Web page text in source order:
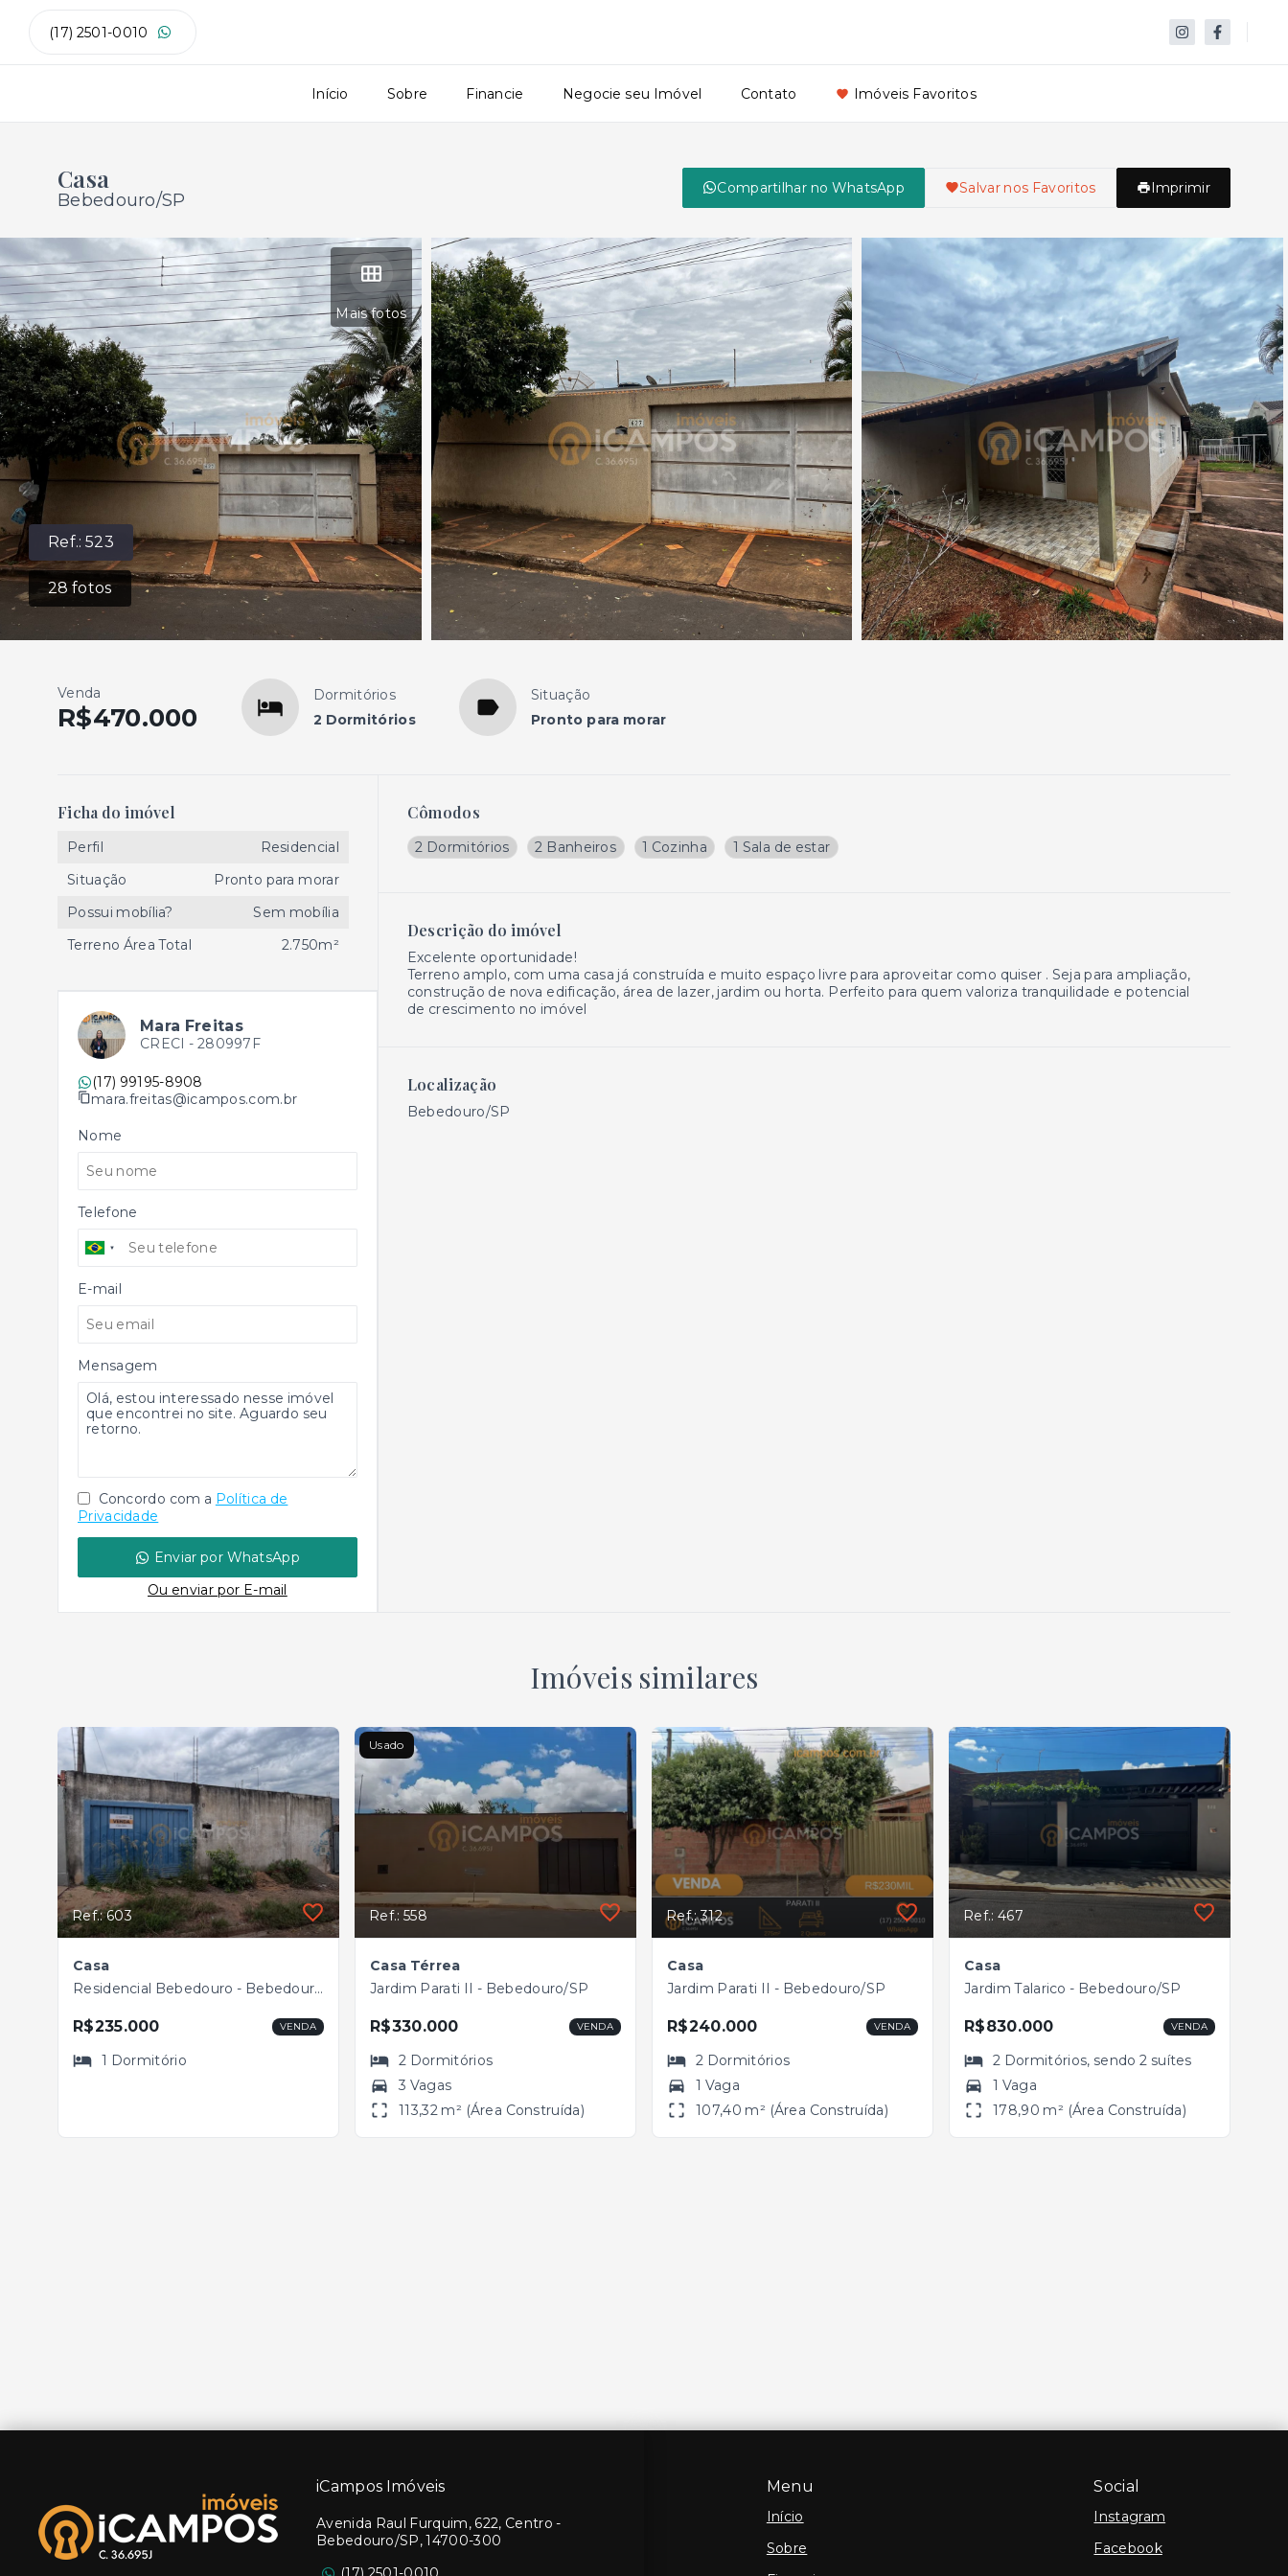
(17) 2501-0010
Início Sobre Financie Negocie seu Imóvel Contato Imóveis Favoritos
Casa
Bebedouro/SP
Compartilhar no WhatsApp Salvar nos Favoritos Imprimir
Ref.:523
28 fotos
Mais fotos
Venda
R$470.000
Dormitórios
2 Dormitórios
Situação
Pronto para morar
Cômodos
2 Dormitórios 2 Banheiros 1 Cozinha 1 Sala de estar
Descrição do imóvel
Excelente oportunidade!
Terreno amplo, com uma casa já construída e muito espaço livre para aproveitar como quiser . Seja para ampliação,
construção de nova edificação, área de lazer, jardim ou horta. Perfeito para quem valoriza tranquilidade e potencial
de crescimento no imóvel
Localização
Bebedouro/SP
Ficha do imóvel
Perfil
Residencial
Situação
Pronto para morar
Possui mobília?
Sem mobília
Terreno Área Total
2.750m²
Mara Freitas
CRECI - 280997F
(17) 99195-8908
mara.freitas@icampos.com.br
Nome
Telefone
E-mail
Mensagem
Concordo com a Política de
Privacidade
Enviar por WhatsApp
Ou enviar por E-mail
Imóveis similares
Ref.: 603
Casa
Residencial Bebedouro - Bebedouro/SP
R$235.000 VENDA
1 Dormitório
Usado
Ref.: 558
Casa Térrea
Jardim Parati II - Bebedouro/SP
R$330.000 VENDA
2 Dormitórios
3 Vagas
113,32 m² (Área Construída)
Ref.: 312
Casa
Jardim Parati II - Bebedouro/SP
R$240.000 VENDA
2 Dormitórios
1 Vaga
107,40 m² (Área Construída)
Ref.: 467
Casa
Jardim Talarico - Bebedouro/SP
R$830.000 VENDA
2 Dormitórios, sendo2 suítes
1 Vaga
178,90 m² (Área Construída)
Menu
Início
Sobre
Social
Instagram
Facebook
iCampos Imóveis
Avenida Raul Furquim, 622, Centro -
Bebedouro/SP, 14700-300